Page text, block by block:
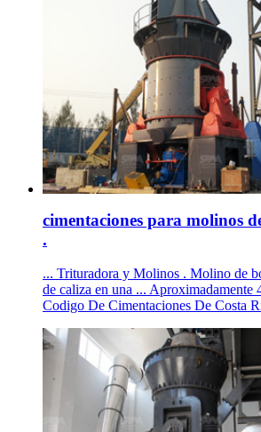
cimentaciones para molinos
.
... Trituradora y Molinos . Molino de
de caliza en una ... Aproximadamente
Codigo De Cimentaciones De Costa